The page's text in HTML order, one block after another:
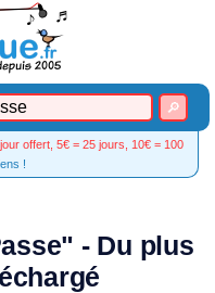
offert, 5€ = 25 jours, 10€ = 100
!
- Du plus